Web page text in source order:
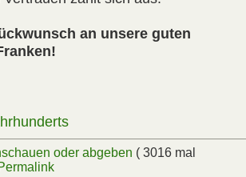
an unsere guten
oder abgeben ( 3016 mal